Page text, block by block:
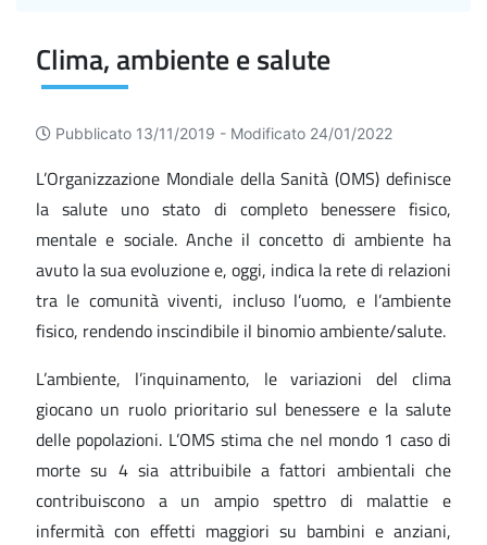
Clima, ambiente e salute
Pubblicato 13/11/2019 - Modificato 24/01/2022
L’Organizzazione Mondiale della Sanità (OMS) definisce
la salute uno stato di completo benessere fisico,
mentale e sociale. Anche il concetto di ambiente ha
avuto la sua evoluzione e, oggi, indica la rete di relazioni
tra le comunità viventi, incluso l’uomo, e l’ambiente
fisico, rendendo inscindibile il binomio ambiente/salute.
L’ambiente, l’inquinamento, le variazioni del clima
giocano un ruolo prioritario sul benessere e la salute
delle popolazioni. L’OMS stima che nel mondo 1 caso di
morte su 4 sia attribuibile a fattori ambientali che
contribuiscono a un ampio spettro di malattie e
infermità con effetti maggiori su bambini e anziani,